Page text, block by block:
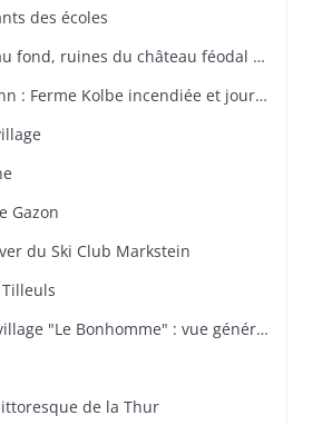
des écoles
Kruth : rue du village, au fond, ruines du château féodal de Wildenstein
Leimbach, près de Thann : Ferme Kolbe incendiée et journellement bombardée avec les dépendances en ruines
Gazon
du Ski Club Markstein
Les Hautes-Vosges : le village "Le Bonhomme" : vue générale
de la Thur